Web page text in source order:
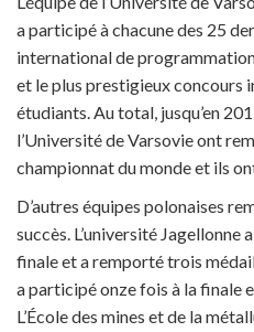
a participé à chacune des 25
international de
et le plus prestigieux concours
étudiants. Au total, jusqu’en
l’Université de Varsovie ont
championnat du monde et ils
D’autres équipes polonaises
succès. L’université Jagellonne
finale et a remporté trois
a participé onze fois à la finale
L’École des mines et de la